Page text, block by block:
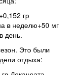
гр
в неделю+50 мг
день.
Это были
отдыха: